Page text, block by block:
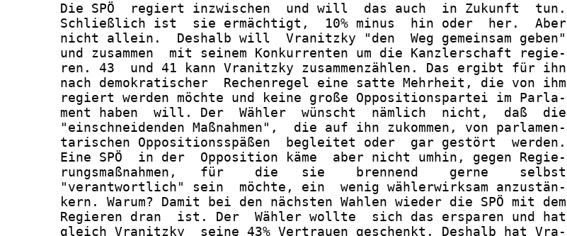
       Die SPÖ  regiert inzwischen  und will  das auch  in Zukunft  tun.
       Schließlich ist  sie ermächtigt,  10% minus  hin oder  her.  Aber
       nicht allein.  Deshalb will  Vranitzky "den  Weg gemeinsam geben"
       und zusammen  mit seinem Konkurrenten um die Kanzlerschaft regie-
       ren. 43  und 41 kann Vranitzky zusammenzählen. Das ergibt für ihn
       nach demokratischer  Rechenregel eine satte Mehrheit, die von ihm
       regiert werden möchte und keine große Oppositionspartei im Parla-
       ment haben  will. Der  Wähler  wünscht  nämlich  nicht,  daß  die
       "einschneidenden Maßnahmen",  die auf ihn zukommen, von parlamen-
       tarischen Oppositionsspäßen  begleitet oder  gar gestört  werden.
       Eine SPÖ  in der  Opposition käme  aber nicht umhin, gegen Regie-
       rungsmaßnahmen,   für    die   sie    brennend    gerne    selbst
       "verantwortlich" sein  möchte, ein  wenig wählerwirksam anzustän-
       kern. Warum? Damit bei den nächsten Wahlen wieder die SPÖ mit dem
       Regieren dran  ist. Der  Wähler wollte  sich das ersparen und hat
       gleich Vranitzky  seine 43% Vertrauen geschenkt. Deshalb hat Vra-